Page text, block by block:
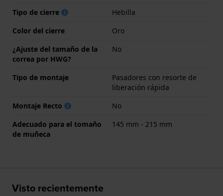
Tipo de cierre
Hebilla
Color del cierre
Oro
¿Ajuste del tamaño de la
correa por HWG?
No
Tipo de montaje
Pasadores con resorte de
liberación rápida
Montaje Recto
No
Adecuado para el tomaño
de muñeca
145 mm - 215 mm
Visto recientemente